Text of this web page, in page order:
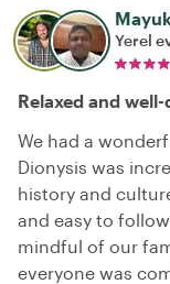
Yerel
Relaxed and
We had a
Dionysis was
history and
and easy to
mindful of our
everyone was